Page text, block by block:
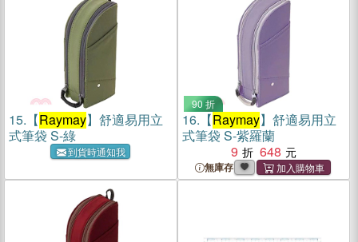
15. 【Raymay】舒適易用立
式筆袋 S-綠
到貨時通知我
90 折
16. 【Raymay】舒適易用立
式筆袋 S-紫羅蘭
9
648
無庫存